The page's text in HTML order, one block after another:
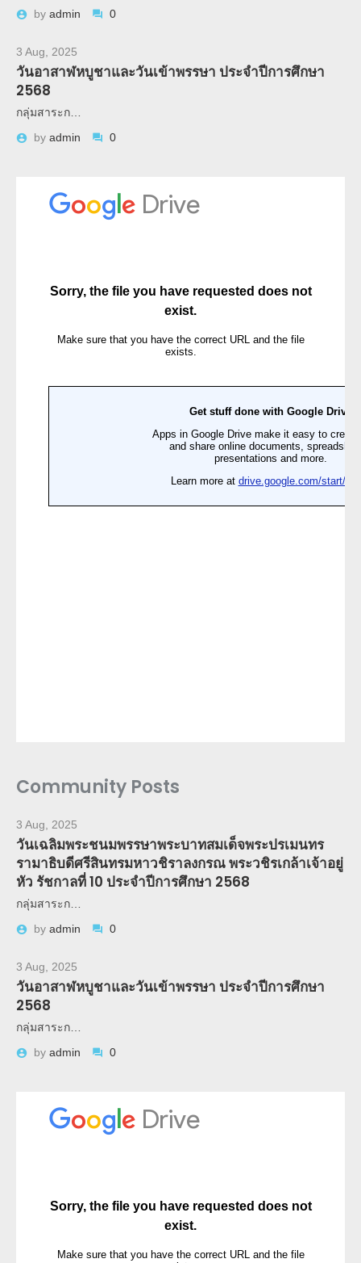
by admin 0
3 Aug, 2025
วันอาสาฬหบูชาและวันเข้าพรรษา ประจำปีการศึกษา
2568
กลุ่มสาระก…
by admin 0
Community Posts
3 Aug, 2025
วันเฉลิมพระชนมพรรษาพระบาทสมเด็จพระปรเมนทร
รามาธิบดีศรีสินทรมหาวชิราลงกรณ พระวชิรเกล้าเจ้าอยู่
หัว รัชกาลที่ 10 ประจำปีการศึกษา 2568
กลุ่มสาระก…
by admin 0
3 Aug, 2025
วันอาสาฬหบูชาและวันเข้าพรรษา ประจำปีการศึกษา
2568
กลุ่มสาระก…
by admin 0